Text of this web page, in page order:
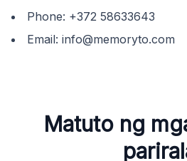
Phone: +372 58633643
Email: info@memoryto.com
Matuto ng